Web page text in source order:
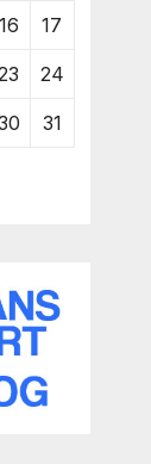
16 17
24
31